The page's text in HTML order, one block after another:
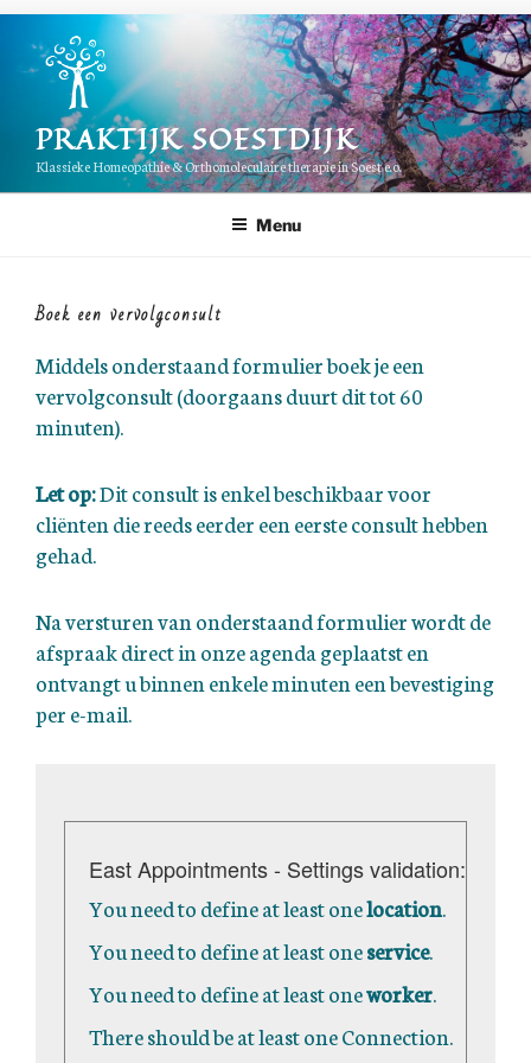
Ga
naar
PRAKTIJK SOESTDIJK
Klassieke Homeopathie & Orthomoleculaire therapie in Soest e.o.
Menu
Boek een vervolgconsult
Middels onderstaand formulier boek je een
vervolgconsult (doorgaans duurt dit tot 60
minuten).
Let op:Dit consult is enkel beschikbaar voor
cliënten die reeds eerder een eerste consult hebben
gehad.
Na versturen van onderstaand formulier wordt de
afspraak direct in onze agenda geplaatst en
ontvangt u binnen enkele minuten een bevestiging
per e-mail.
East Appointments - Settings validation:
You need to define at least onelocation.
You need to define at least oneservice.
You need to define at least oneworker.
There should be at least one Connection.